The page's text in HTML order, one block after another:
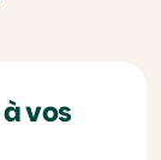
vos